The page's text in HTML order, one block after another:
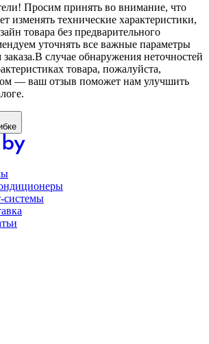
Просим принять во внимание, что
изменять технические характеристики,
товара без предварительного
уточнять все важные параметры
В случае обнаружения неточностей
товара, пожалуйста,
— ваш отзыв поможет нам улучшить
системы